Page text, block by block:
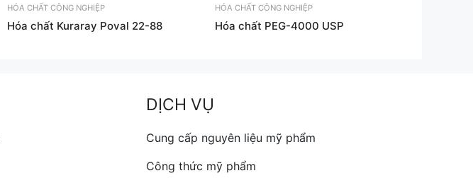
HÓA CHẤT CÔNG NGHIỆP
Hóa chất Kuraray Poval 22-88
HÓA CHẤT CÔNG NGHIỆP
Hóa chất PEG-4000 USP
DỊCH VỤ
Cung cấp nguyên liệu mỹ phẩm
Công thức mỹ phẩm